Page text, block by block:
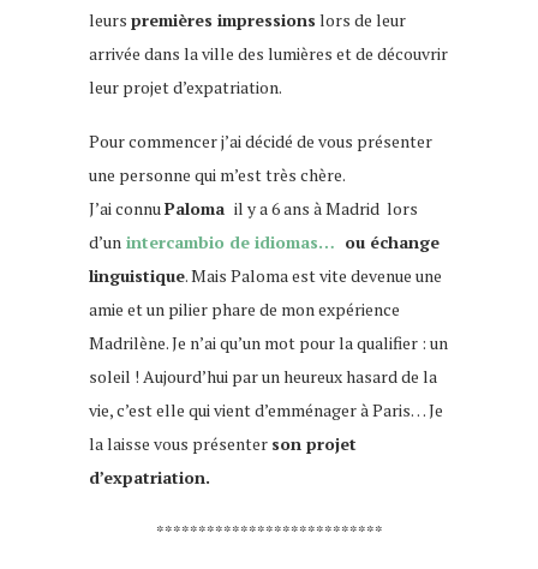
leurs premières impressions lors de leur
arrivée dans la ville des lumières et de découvrir
leur projet d’expatriation.
Pour commencer j’ai décidé de vous présenter
une personne qui m’est très chère.
J’ai connuPaloma il y a 6 ans à Madrid lors
d’un intercambio de idiomas… ou échange
linguistique. Mais Paloma est vite devenue une
amie et un pilier phare de mon expérience
Madrilène. Je n’ai qu’un mot pour la qualifier : un
soleil ! Aujourd’hui par un heureux hasard de la
vie, c’est elle qui vient d’emménager à Paris… Je
la laisse vous présenter son projet
d’expatriation.
***************************